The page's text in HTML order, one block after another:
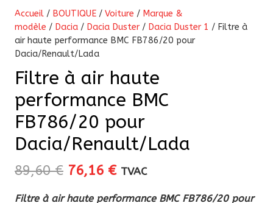
Accueil / BOUTIQUE / Voiture / Marque &
modèle / Dacia / Dacia Duster / Dacia Duster 1 / Filtre à
air haute performance BMC FB786/20 pour
Dacia/Renault/Lada
Filtre à air haute
performance BMC
FB786/20 pour
Dacia/Renault/Lada
89,60€ Le
76,16 €Le
TVAC
Filtre à air haute performance BMC FB786/20 pour